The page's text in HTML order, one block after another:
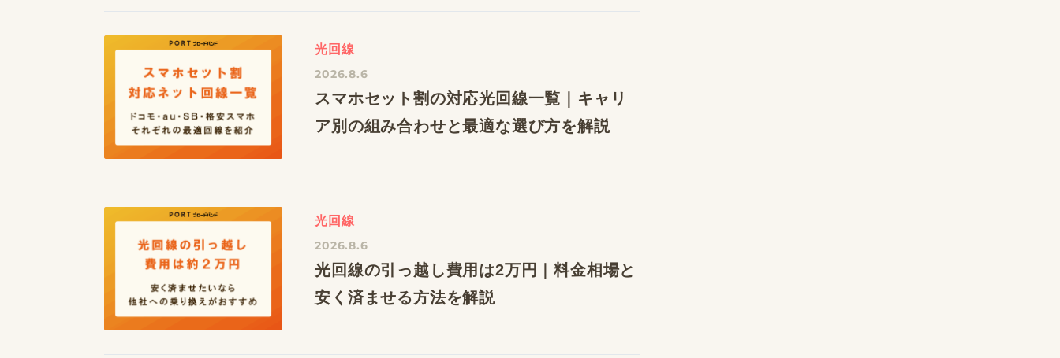
光回線
2026.8.6
スマホセット割の対応光回線一覧｜キャリ
ア別の組み合わせと最適な選び方を解説
光回線
2026.8.6
光回線の引っ越し費用は2万円｜料金相場と
安く済ませる方法を解説